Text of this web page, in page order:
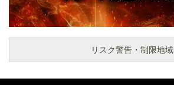
リスク警告・制限地域